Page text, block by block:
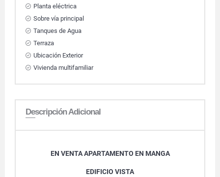
Planta eléctrica
Sobre vía principal
Tanques de Agua
Terraza
Ubicación Exterior
Vivienda multifamiliar
Descripción Adicional
EN VENTA APARTAMENTO EN MANGA
EDIFICIO VISTA